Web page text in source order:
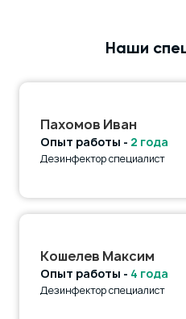
Наши
Пахомов Иван
Опыт работы - 2 года
Дезинфектор специалист
Кошелев Максим
Опыт работы - 4 года
Дезинфектор специалист